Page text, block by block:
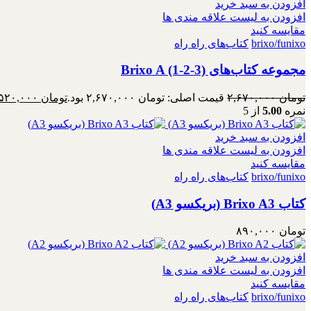
افزودن به سبد خرید
افزودن به لیست علاقه مندی ها
مقایسه کنید
brixo/funixo کتاب‌های راه راه
مجموعه کتاب‌های Brixo A (1-2-3)
تومان۲,۶۷۰,۰۰۰ قیمت اصلی: تومان ۲,۶۷۰,۰۰۰ بود. تومان
نمره 5.00 از 5
افزودن به سبد خرید
افزودن به لیست علاقه مندی ها
مقایسه کنید
brixo/funixo کتاب‌های راه راه
کتاب Brixo A3 (بریکسو A3)
تومان
افزودن به سبد خرید
افزودن به لیست علاقه مندی ها
مقایسه کنید
brixo/funixo کتاب‌های راه راه